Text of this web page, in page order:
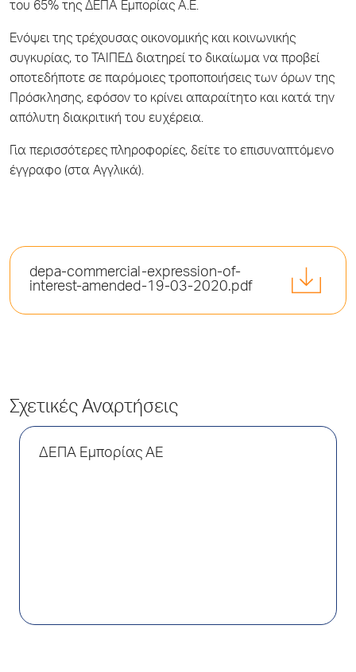
του 65% της ΔΕΠΑ Εμπορίας Α.Ε.
Ενόψει της τρέχουσας οικονομικής και κοινωνικής
συγκυρίας, το ΤΑΙΠΕΔ διατηρεί το δικαίωμα να προβεί
οποτεδήποτε σε παρόμοιες τροποποιήσεις των όρων της
Πρόσκλησης, εφόσον το κρίνει απαραίτητο και κατά την
απόλυτη διακριτική του ευχέρεια.
Για περισσότερες πληροφορίες, δείτε το επισυναπτόμενο
έγγραφο (στα Αγγλικά).
depa-commercial-expression-of-
interest-amended-19-03-2020.pdf
Σχετικές Αναρτήσεις
ΔΕΠΑ Εμπορίας AE